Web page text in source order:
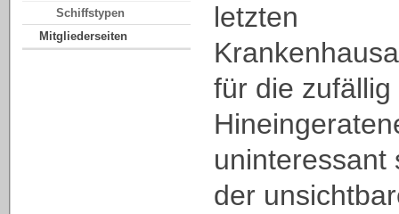
Schiffstypen
Mitgliederseiten
letzten
für die zufällig
uninteressant
der